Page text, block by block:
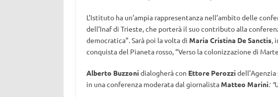
L’Istituto ha un’ampia rappresentanza nell’ambito delle
dell’Inaf di Trieste, che porterà il suo contributo alla
democratica”. Sarà poi la volta di Maria Cristina De Sanctis,
conquista del Pianeta rosso, “Verso la colonizzazione di
Alberto Buzzoni dialogherà con Ettore Perozzi
in una conferenza moderata dal giornalista Matteo Marini: “